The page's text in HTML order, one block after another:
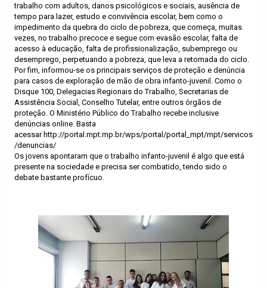
trabalho com adultos, danos psicológicos e sociais, ausência de
tempo para lazer, estudo e convivência escolar, bem como o
impedimento da quebra do ciclo de pobreza, que começa, muitas
vezes, no trabalho precoce e segue com evasão escolar, falta de
acesso à educação, falta de profissionalização, subemprego ou
desemprego, perpetuando a pobreza, que leva a retomada do ciclo.
Por fim, informou-se os principais serviços de proteção e denúncia
para casos de exploração de mão de obra infanto-juvenil. Como o
Disque 100, Delegacias Regionais do Trabalho, Secretarias de
Assistência Social, Conselho Tutelar, entre outros órgãos de
proteção. O Ministério Público do Trabalho recebe inclusive
denúncias online. Basta
acessarhttp://portal.mpt.mp.br/wps/portal/portal_mpt/mpt/servicos
/denuncias/
Os jovens apontaram que o trabalho infanto-juvenil é algo que está
presente na sociedade e precisa ser combatido, tendo sido o
debate bastante profícuo.